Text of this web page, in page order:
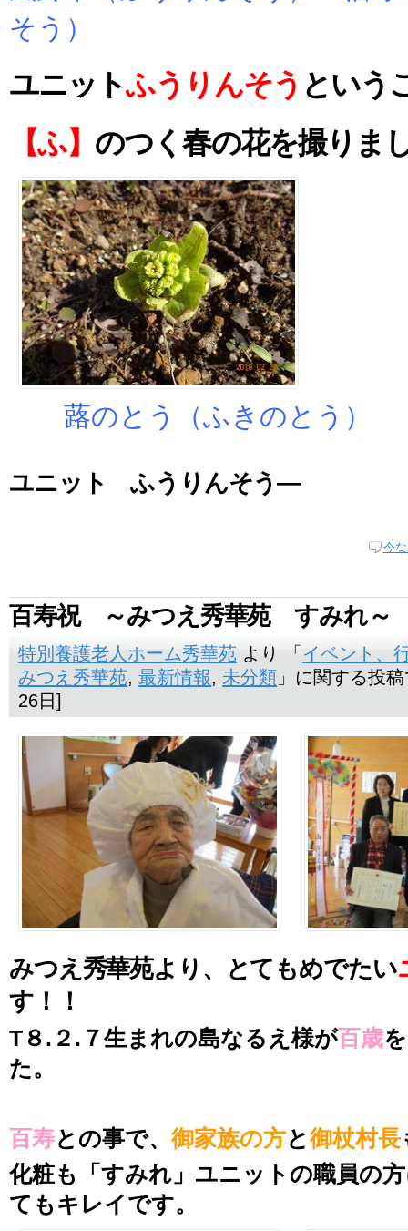
そう）
ユニットふうりんそう という
【ふ】 のつく春の花を撮りま
蕗のとう（ふきのとう）
ユニット ふうりんそう―
今
百寿祝 ～みつえ秀華苑 すみれ～
特別養護老人ホーム秀華苑 より 「 イベント、
みつえ秀華苑,最新情報, 未分類 」に関する投
26日]
みつえ秀華苑より、とてもめでたい
す！！
T８.２.７生まれの島なるえ様が百歳
た。
百寿との事で、 御家族の方と御杖村長
化粧も「すみれ」ユニットの職員の
てもキレイです。